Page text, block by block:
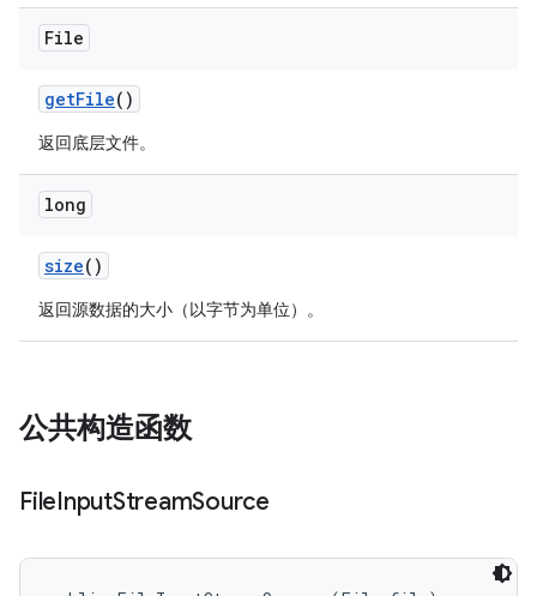
File
getFile()
返回底层文件。
long
size()
返回源数据的大小（以字节为单位）。
公共构造函数
FileInputStreamSource